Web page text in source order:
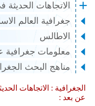
الاتجاهات الحديثة
جغرافية العالم
الاطالس
معلومات جغرافية
مناهج البحث
الجغرافية : الاتجاهات
عن بعد :